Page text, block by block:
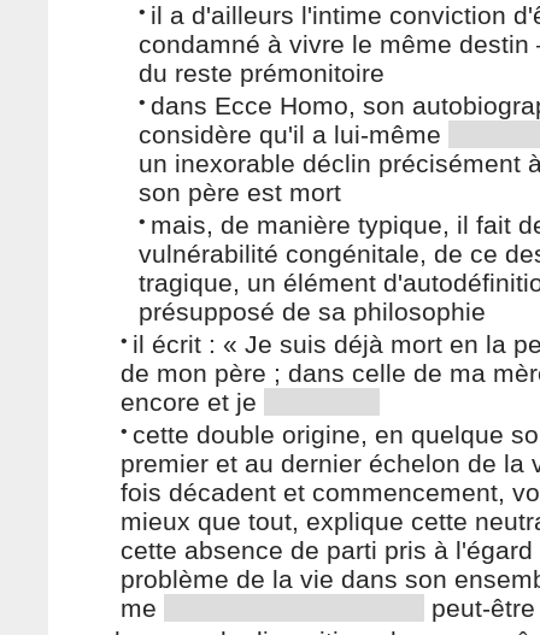
• il a d'ailleurs l'intime conviction
condamné à vivre le même destin
du reste prémonitoire
• dans Ecce Homo, son
considère qu'il a lui-même
un inexorable déclin précisément
son père est mort
• mais, de manière typique, il fait
vulnérabilité congénitale, de ce
tragique, un élément
présupposé de sa philosophie
• il écrit : « Je suis déjà mort en la
de mon père ; dans celle de ma
encore et je
• cette double origine, en quelque
premier et au dernier échelon de la
fois décadent et commencement,
mieux que tout, explique cette
cette absence de parti pris à l'égard
problème de la vie dans son
me
peut-